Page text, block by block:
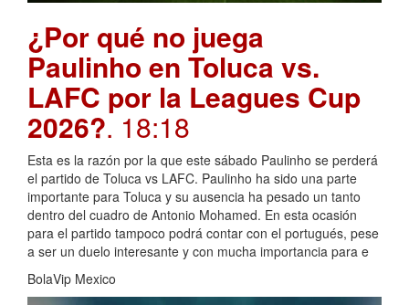
¿Por qué no juega
Paulinho en Toluca vs.
LAFC por la Leagues Cup
2026?. 18:18
Esta es la razón por la que este sábado Paulinho se perderá
el partido de Toluca vs LAFC. Paulinho ha sido una parte
importante para Toluca y su ausencia ha pesado un tanto
dentro del cuadro de Antonio Mohamed. En esta ocasión
para el partido tampoco podrá contar con el portugués, pese
a ser un duelo interesante y con mucha importancia para e
BolaVip Mexico